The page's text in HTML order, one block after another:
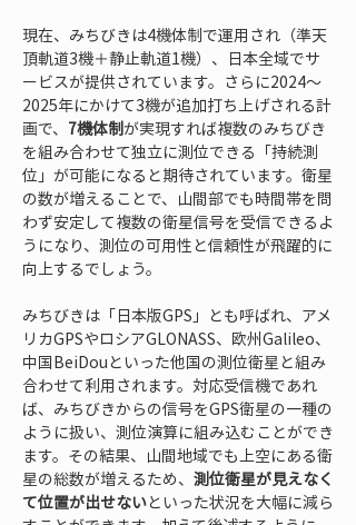
現在、みちびきは4機体制で運用され（準天
頂軌道3機＋静止軌道1機）、日本全域でサ
ービスが提供されています。さらに2024～
2025年にかけて3機が追加打ち上げされる計
画で、 7機体制が実現すれば複数のみちびき
を組み合わせて独立に測位できる「持続測
位」が可能になると期待されています。衛星
の数が増えることで、山間部でも時間帯を問
わず安定して複数の衛星信号を受信できるよ
うになり、測位の可用性と信頼性が飛躍的に
向上するでしょう。
みちびきは「日本版GPS」とも呼ばれ、アメ
リカGPSやロシアGLONASS、欧州Galileo、
中国BeiDouといった他国の測位衛星と組み
合わせて利用されます。対応受信機であれ
ば、みちびきからの信号をGPS衛星の一種の
ように扱い、測位演算に組み込むことができ
ます。その結果、山間地域でも上空にある衛
星の総数が増えるため、 測位衛星が見えなく
て位置が出せないといった状況を大幅に減ら